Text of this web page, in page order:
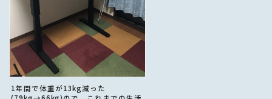
1年間で体重が13kg減った